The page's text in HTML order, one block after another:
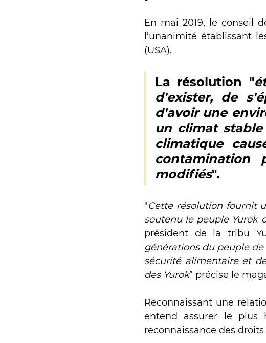
En mai 2019, le conseil
l’unanimité établissant
(USA).
La résolution "
d'exister, de
d'avoir une
un climat
climatique
contamination
modifiés".
"Cette résolution fournit
soutenu le peuple Yurok
président de la tribu
générations du peuple
sécurité alimentaire et
des Yurok” précise le
Reconnaissant une
entend assurer le plus
reconnaissance des